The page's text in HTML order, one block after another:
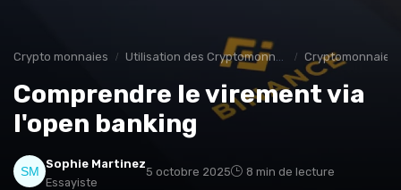
Crypto monnaies Utilisation des Cryptomonnaies Cryptomonnaies
Comprendre le virement via
l'open banking
Sophie Martinez
Essayiste
5 octobre 2025 8 min de lecture